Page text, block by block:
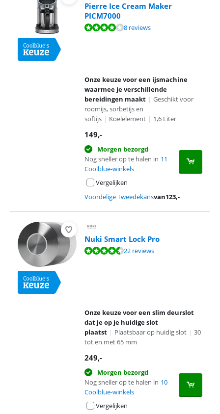
Pierre Ice Cream Maker
PICM7000
Beoordeling is 8,1 van de 10, gebaseerd op 8 reviews.
8 reviews
Onze keuze voor een ijsmachine
waarmee je verschillende
bereidingen maakt | Geschikt voor
roomijs, sorbetijs en
softijs | Koelelement | 1,6 Liter
149,-
Morgen bezorgd
Nog sneller op te halen in 11
Coolblue-winkels
Vergelijken
Voordelige Tweedekansvan123,-
Nuki Smart Lock Pro
Beoordeling is 8,9 van de 10, gebaseerd op 22 reviews.
22 reviews
Onze keuze voor een slim deurslot
dat je op je huidige slot
plaatst | Plaatsbaar op huidig slot | 30
tot en met 65 mm
249,-
Morgen bezorgd
Nog sneller op te halen in 10
Coolblue-winkels
Vergelijken